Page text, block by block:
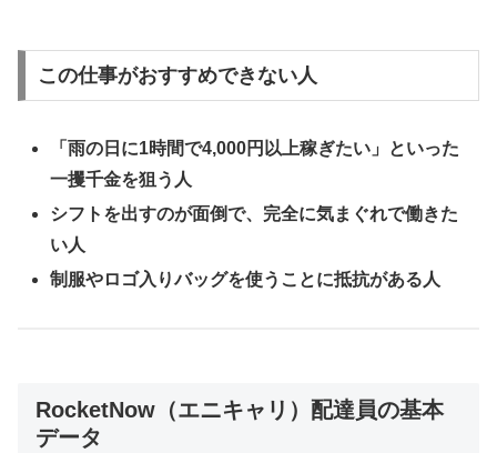
この仕事がおすすめできない人
「雨の日に1時間で4,000円以上稼ぎたい」といった
一攫千金を狙う人
シフトを出すのが面倒で、完全に気まぐれで働きた
い人
制服やロゴ入りバッグを使うことに抵抗がある人
RocketNow（エニキャリ）配達員の基本
データ